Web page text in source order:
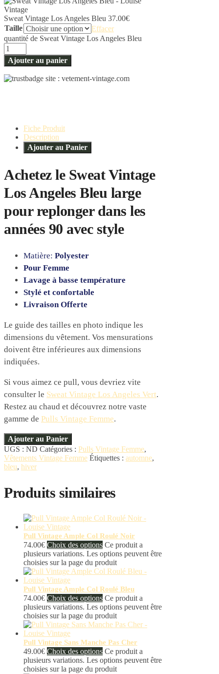
Sweat Vintage Los Angeles Bleu 37.00€
Taille
Effacer
quantité de Sweat Vintage Los Angeles Bleu
Ajouter au panier
Fiche Produit
Description
Ajouter au Panier
Achetez le Sweat Vintage
Los Angeles Bleu large
pour replonger dans les
années 90 avec style
Matière: Polyester
Pour Femme
Lavage à basse température
Stylé et confortable
Livraison Offerte
Le guide des tailles en photo indique les
dimensions du vêtement. Vos mensurations
doivent être inférieures aux dimensions
indiquées.
Si vous aimez ce pull, vous devriez vite
consulter le Sweat Vintage Los Angeles Vert.
Restez au chaud et découvrez notre vaste
gamme de Pulls Vintage Femme.
Ajouter au Panier
UGS : ND Catégories : Pulls Vintage Femme,
Vêtements Vintage Femme Étiquettes : automne,
bleu, hiver
Produits similaires
Pull Vintage Ample Col Roulé Noir
74.00€ Choix des options Ce produit a
plusieurs variations. Les options peuvent être
choisies sur la page du produit
Pull Vintage Ample Col Roulé Bleu
74.00€ Choix des options Ce produit a
plusieurs variations. Les options peuvent être
choisies sur la page du produit
Pull Vintage Sans Manche Pas Cher
49.00€ Choix des options Ce produit a
plusieurs variations. Les options peuvent être
choisies sur la page du produit